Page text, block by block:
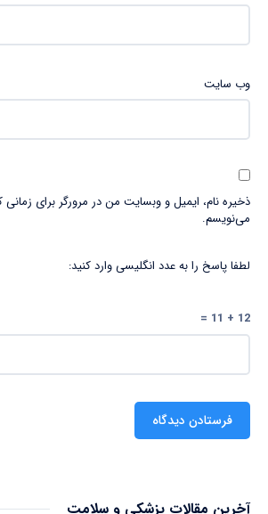
وب‌ سایت
ذخیره نام، ایمیل و وبسایت من در مرورگر برای زمانی
می‌نویسم.
لطفا پاسخ را به عدد انگلیسی وارد کنید:
12 + 11 =
آخرین مقالات پزشکی و سلامت